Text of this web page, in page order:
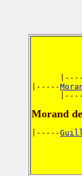
|-----
Morand
|-----